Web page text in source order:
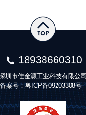
18938660310
圳市佳金源工业科技有限公司
案号：粤ICP备09203308号